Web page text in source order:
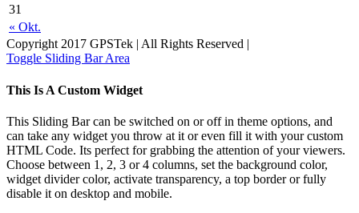
« Okt.
31
Copyright 2017 GPSTek | All Rights Reserved |
Toggle Sliding Bar Area
This Is A Custom Widget
This Sliding Bar can be switched on or off in theme options, and
can take any widget you throw at it or even fill it with your custom
HTML Code. Its perfect for grabbing the attention of your viewers.
Choose between 1, 2, 3 or 4 columns, set the background color,
widget divider color, activate transparency, a top border or fully
disable it on desktop and mobile.